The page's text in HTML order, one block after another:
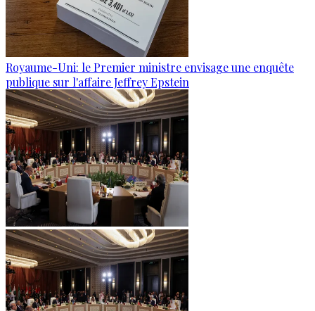
Royaume-Uni: le Premier ministre envisage une enquête
publique sur l'affaire Jeffrey Epstein